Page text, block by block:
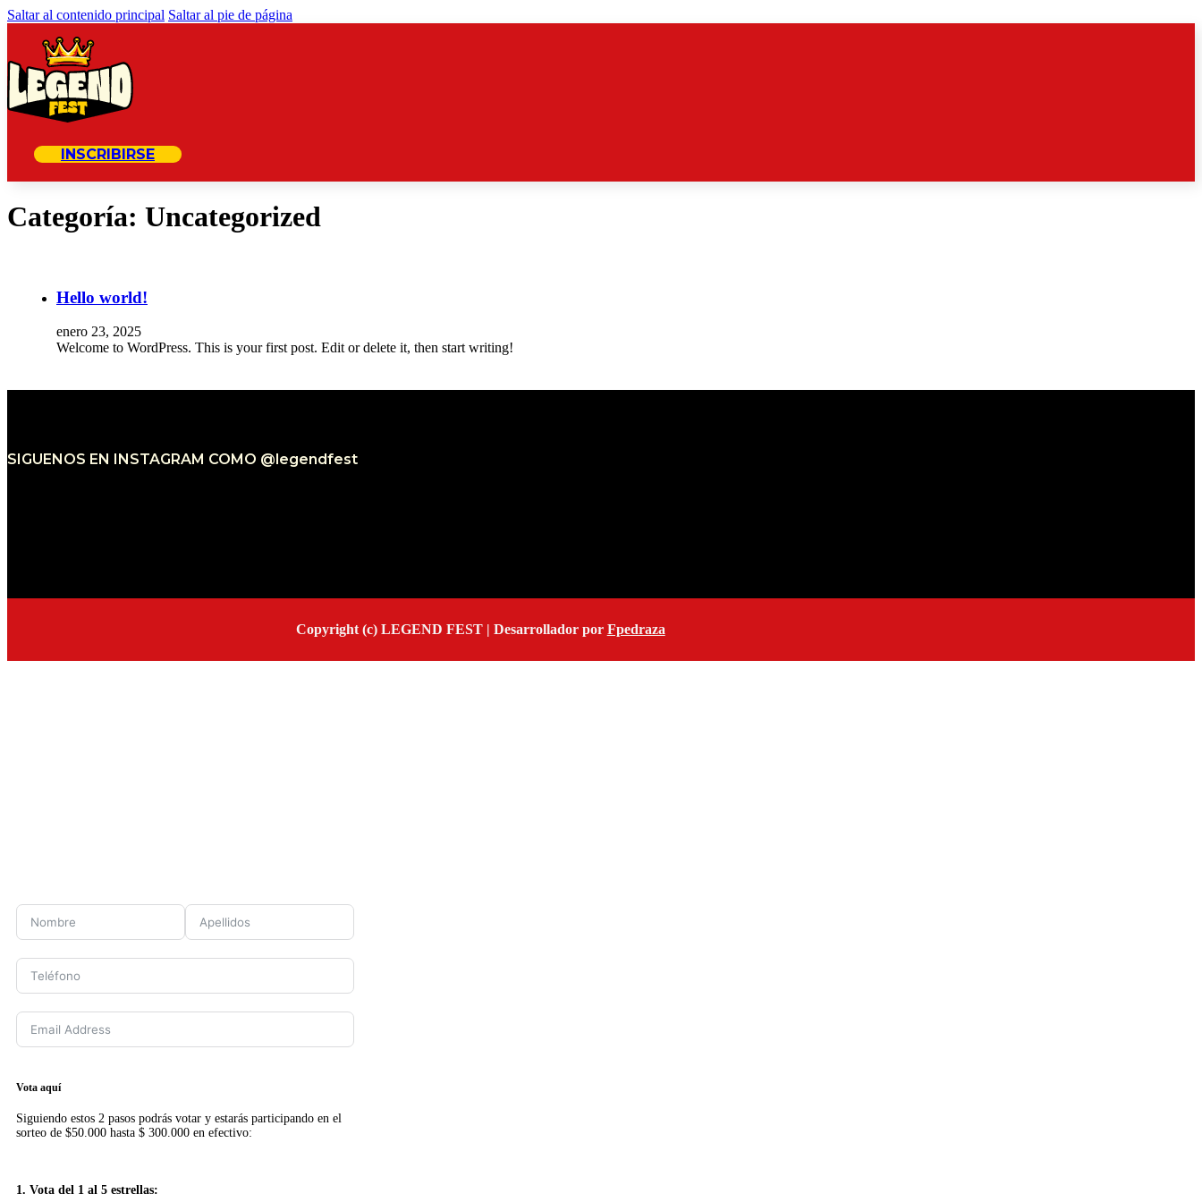
Saltar al contenido principal Saltar al pie de página
INSCRIBIRSE
Categoría: Uncategorized
Hello world!
enero 23, 2025
Welcome to WordPress. This is your first post. Edit or delete it, then start writing!
SIGUENOS EN INSTAGRAM COMO @legendfest
Copyright (c) LEGEND FEST | Desarrollador por Fpedraza
Vota aquí
Siguiendo estos 2 pasos podrás votar y estarás participando en el
sorteo de $50.000 hasta $ 300.000 en efectivo:
1. Vota del 1 al 5 estrellas: